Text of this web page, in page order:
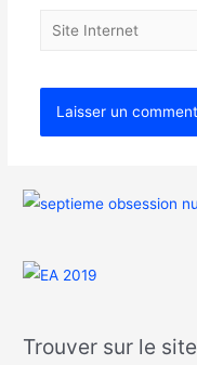
Trouver sur le site